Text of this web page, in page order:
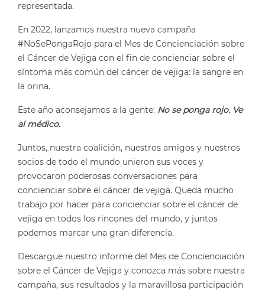
representada.
En 2022, lanzamos nuestra nueva campaña
#NoSePongaRojo para el Mes de Concienciación sobre
el Cáncer de Vejiga con el fin de concienciar sobre el
síntoma más común del cáncer de vejiga: la sangre en
la orina.
Este año aconsejamos a la gente: No se ponga rojo. Ve
al médico.
Juntos, nuestra coalición, nuestros amigos y nuestros
socios de todo el mundo unieron sus voces y
provocaron poderosas conversaciones para
concienciar sobre el cáncer de vejiga. Queda mucho
trabajo por hacer para concienciar sobre el cáncer de
vejiga en todos los rincones del mundo, y juntos
podemos marcar una gran diferencia.
Descargue nuestro informe del Mes de Concienciación
sobre el Cáncer de Vejiga y conozca más sobre nuestra
campaña, sus resultados y la maravillosa participación